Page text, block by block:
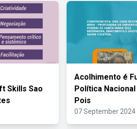
Skills Sao
Acolhimento é
Política
Pois
07 September 2024